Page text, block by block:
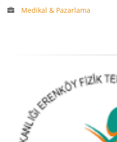
Medikal & Pazarlama